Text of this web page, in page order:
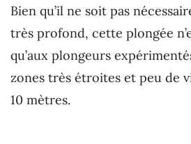
Bien qu’il ne soit pas
très profond, cette plongée
qu’aux plongeurs
zones très étroites et peu de
10 mètres.